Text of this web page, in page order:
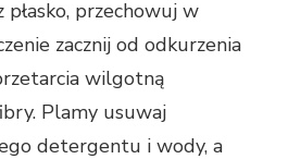
przechowuj w
zacznij od odkurzenia
wilgotną
Plamy usuwaj
detergentu i wody, a